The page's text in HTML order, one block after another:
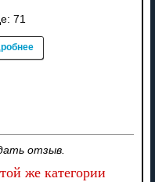
71
отзыв.
же категории